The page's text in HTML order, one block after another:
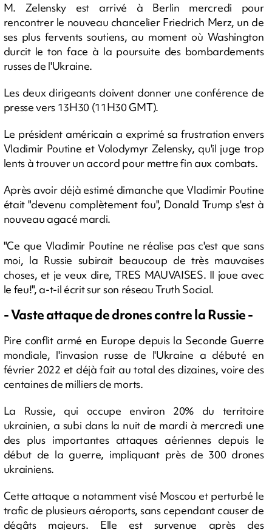
M. Zelensky est arrivé à Berlin mercredi pour
rencontrer le nouveau chancelier Friedrich Merz, un de
ses plus fervents soutiens, au moment où Washington
durcit le ton face à la poursuite des bombardements
russes de l'Ukraine.
Les deux dirigeants doivent donner une conférence de
presse vers 13H30 (11H30 GMT).
Le président américain a exprimé sa frustration envers
Vladimir Poutine et Volodymyr Zelensky, qu'il juge trop
lents à trouver un accord pour mettre fin aux combats.
Après avoir déjà estimé dimanche que Vladimir Poutine
était "devenu complètement fou", Donald Trump s'est à
nouveau agacé mardi.
"Ce que Vladimir Poutine ne réalise pas c'est que sans
moi, la Russie subirait beaucoup de très mauvaises
choses, et je veux dire, TRES MAUVAISES. Il joue avec
le feu!", a-t-il écrit sur son réseau Truth Social.
- Vaste attaque de drones contre la Russie -
Pire conflit armé en Europe depuis la Seconde Guerre
mondiale, l'invasion russe de l'Ukraine a débuté en
février 2022 et déjà fait au total des dizaines, voire des
centaines de milliers de morts.
La Russie, qui occupe environ 20% du territoire
ukrainien, a subi dans la nuit de mardi à mercredi une
des plus importantes attaques aériennes depuis le
début de la guerre, impliquant près de 300 drones
ukrainiens.
Cette attaque a notamment visé Moscou et perturbé le
trafic de plusieurs aéroports, sans cependant causer de
dégâts majeurs. Elle est survenue après des